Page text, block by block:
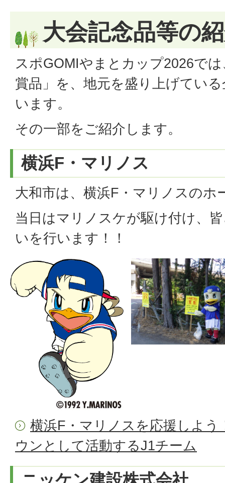
大会記念品等の
スポGOMIやまとカップ2026で
賞品」を、地元を盛り上げてい
います。
その一部をご紹介します。
横浜F・マリノス
大和市は、横浜F・マリノスのホ
当日はマリノスケが駆け付け、
いを行います！！
横浜F・マリノスを応援しよう
ウンとして活動するJ1チーム